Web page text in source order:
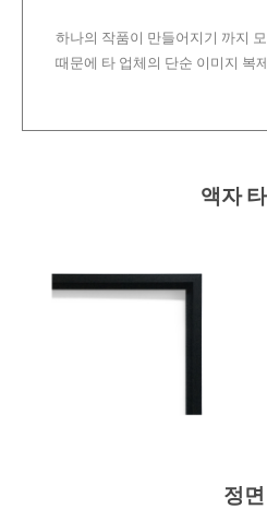
하나의 작품이 만들어지기 까지
때문에 타 업체의 단순 이미지 복
액자
정면